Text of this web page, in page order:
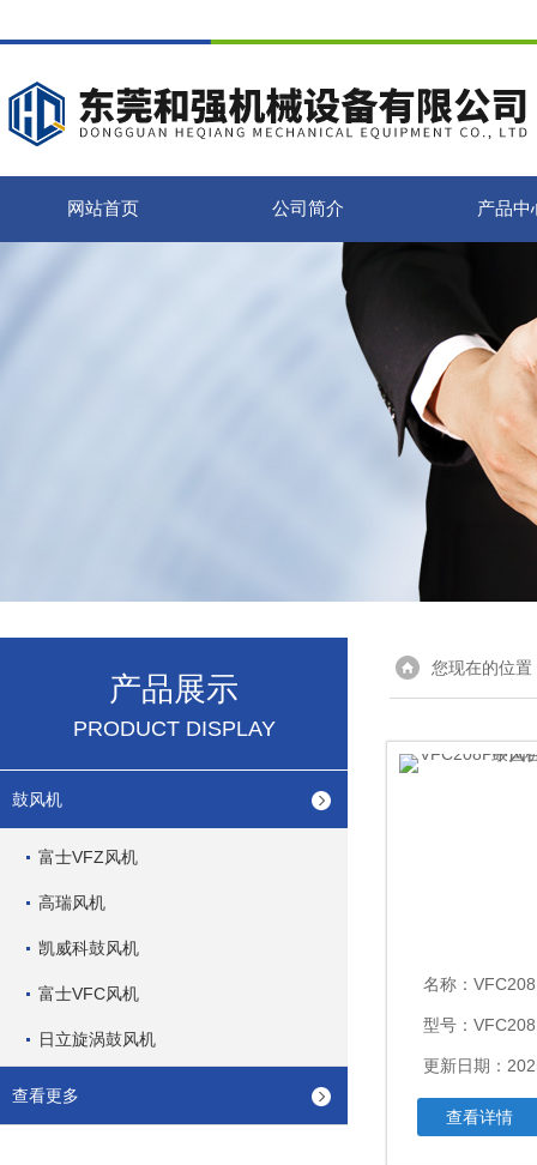
网站首页 公司简介 产品中
产品展示
PRODUCT DISPLAY
鼓风机
富士VFZ风机
高瑞风机
凯威科鼓风机
富士VFC风机
日立旋涡鼓风机
查看更多
您现在的位置
名称： VFC208P中国台
型号：
更新日期：
查看详情